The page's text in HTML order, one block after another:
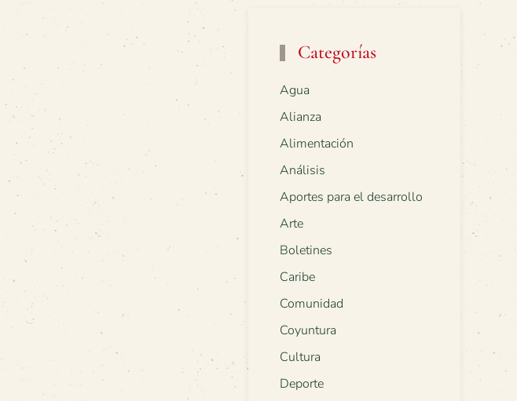
Categorías
Agua
Alianza
Alimentación
Análisis
Aportes para el desarrollo
Arte
Boletines
Caribe
Comunidad
Coyuntura
Cultura
Deporte